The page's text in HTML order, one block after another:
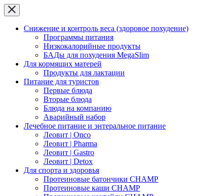
Снижение и контроль веса (здоровое похудение)
Программы питания
Низкокалорийные продукты
БАДы для похудения MegaSlim
Для кормящих матерей
Продукты для лактации
Питание для туристов
Первые блюда
Вторые блюда
Блюда на компанию
Аварийный набор
Лечебное питание и энтеральное питание
Леовит | Onco
Леовит | Pharma
Леовит | Gastro
Леовит | Detox
Для спорта и здоровья
Протеиновые батончики CHAMP
Протеиновые каши CHAMP